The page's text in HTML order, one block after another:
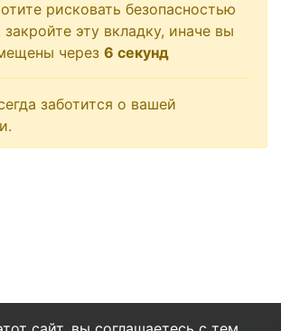
рисковать безопасностью
эту вкладку, иначе вы
через 6 секунд
заботится о вашей